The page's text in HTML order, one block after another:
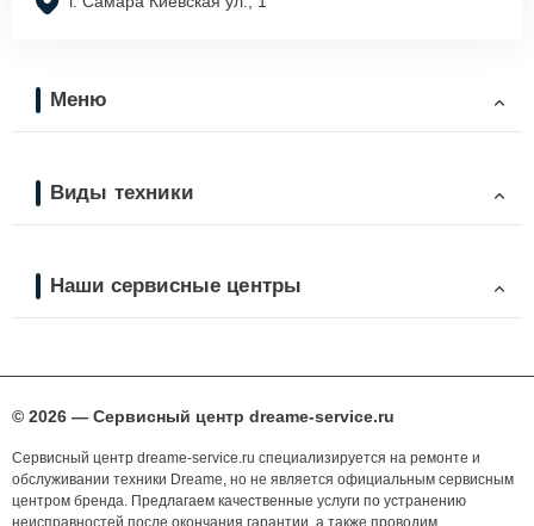
Меню
Виды техники
Наши сервисные центры
© 2026 — Сервисный центр dreame-service.ru
Сервисный центр dreame-service.ru специализируется на ремонте и
обслуживании техники Dreame, но не является официальным сервисным
центром бренда. Предлагаем качественные услуги по устранению
неисправностей после окончания гарантии, а также проводим